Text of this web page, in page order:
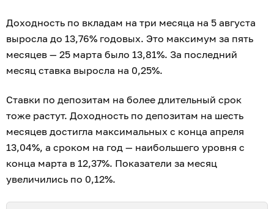
Доходность по вкладам на три месяца на 5 августа
выросла до 13,76% годовых. Это максимум за пять
месяцев — 25 марта было 13,81%. За последний
месяц ставка выросла на 0,25%.
Ставки по депозитам на более длительный срок
тоже растут. Доходность по депозитам на шесть
месяцев достигла максимальных с конца апреля
13,04%, а сроком на год — наибольшего уровня с
конца марта в 12,37%. Показатели за месяц
увеличились по 0,12%.